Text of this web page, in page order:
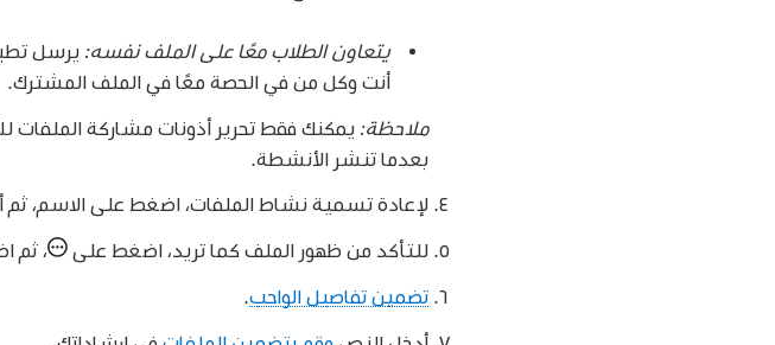
يتعاون الطلاب معًا على الملف نفسه: يرسل
أنت وكل من في الحصة معًا في الملف المشترك.
ملاحظة: يمكنك فقط تحرير أذونات مشاركة الملفات
بعدما تنشر الأنشطة.
لإعادة تسمية نشاط الملفات، اضغط على الاسم، ثم
للتأكد من ظهور الملف كما تريد، اضغط على ، ثم
تضمين تفاصيل الواجب.